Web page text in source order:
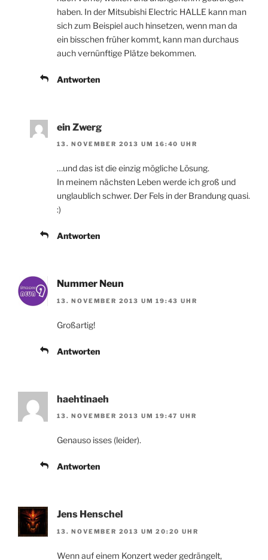
haben. In der Mitsubishi Electric HALLE kann man
sich zum Beispiel auch hinsetzen, wenn man da
ein bisschen früher kommt, kann man durchaus
auch vernünftige Plätze bekommen.
Antworten
ein Zwerg
13. NOVEMBER 2013 UM 16:40 UHR
…und das ist die einzig mögliche Lösung.
In meinem nächsten Leben werde ich groß und
unglaublich schwer. Der Fels in der Brandung quasi.
:)
Antworten
Nummer Neun
13. NOVEMBER 2013 UM 19:43 UHR
Großartig!
Antworten
haehtinaeh
13. NOVEMBER 2013 UM 19:47 UHR
Genauso isses (leider).
Antworten
Jens Henschel
13. NOVEMBER 2013 UM 20:20 UHR
Wenn auf einem Konzert weder gedrängelt,